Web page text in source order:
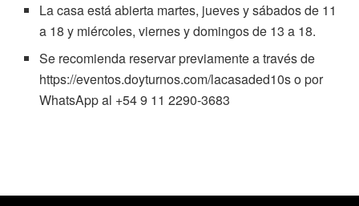
La casa está abierta martes, jueves y sábados de 11
a 18 y miércoles, viernes y domingos de 13 a 18.
Se recomienda reservar previamente a través de
https://eventos.doyturnos.com/lacasaded10s o por
WhatsApp al +54 9 11 2290-3683